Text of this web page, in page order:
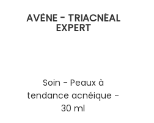
AVÈNE - TRIACNÉAL
EXPERT
Soin - Peaux à
tendance acnéique -
30 ml